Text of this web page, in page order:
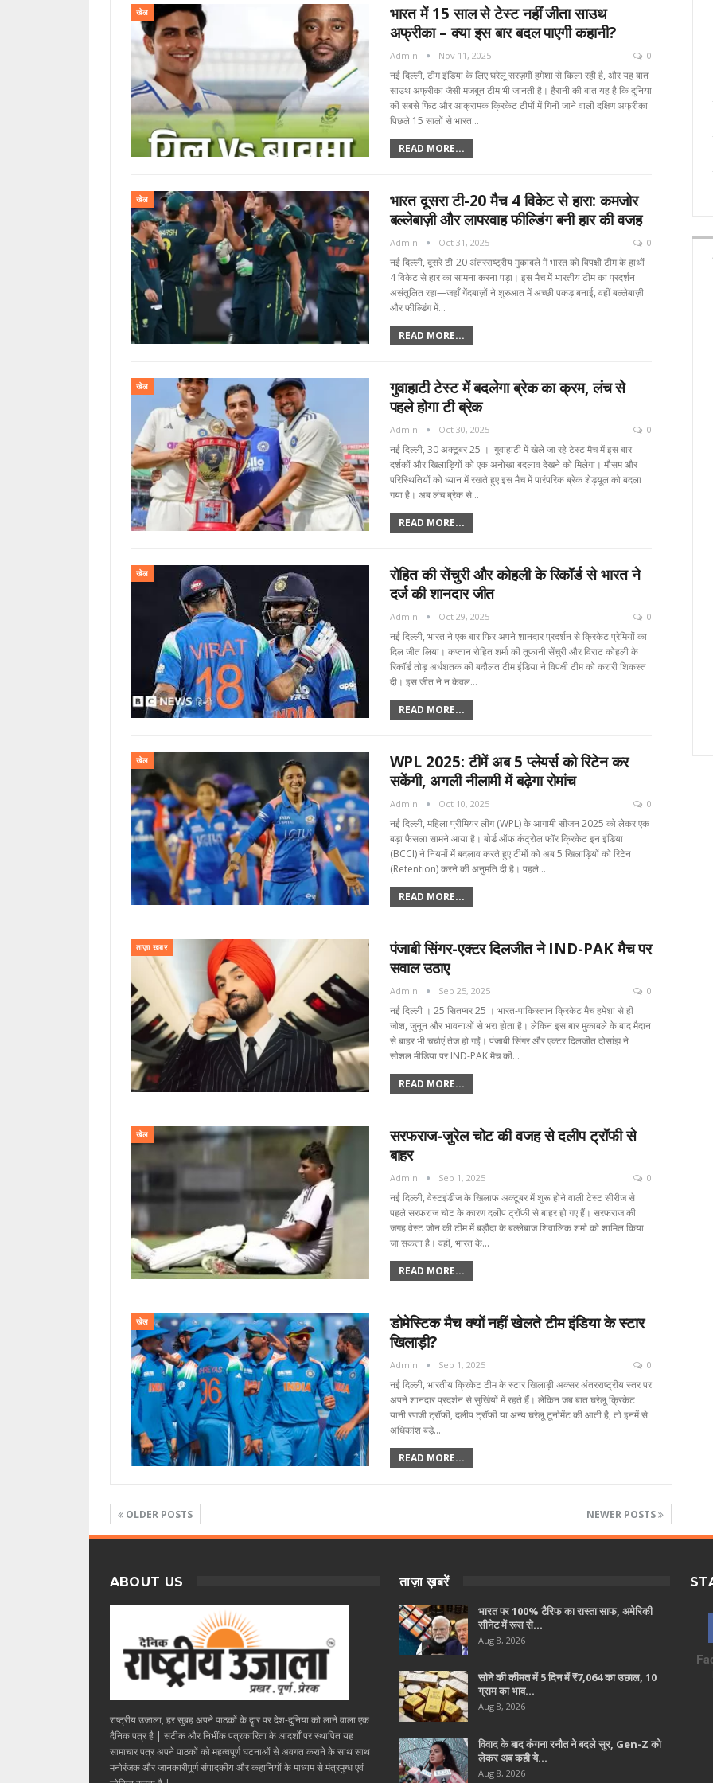
खेल
भारत में 15 साल से टेस्ट नहीं जीता साउथ
अफ्रीका – क्या इस बार बदल पाएगी कहानी?
Admin Nov 11, 2025 0
नई दिल्ली, टीम इंडिया के लिए घरेलू सरज़मीं हमेशा से किला रही है, और यह बात
साउथ अफ्रीका जैसी मजबूत टीम भी जानती है। हैरानी की बात यह है कि दुनिया
की सबसे फिट और आक्रामक क्रिकेट टीमों में गिनी जाने वाली दक्षिण अफ्रीका
पिछले 15 सालों से भारत…
READ MORE...
खेल
भारत दूसरा टी-20 मैच 4 विकेट से हारा: कमजोर
बल्लेबाज़ी और लापरवाह फील्डिंग बनी हार की वजह
Admin Oct 31, 2025 0
नई दिल्ली, दूसरे टी-20 अंतरराष्ट्रीय मुकाबले में भारत को विपक्षी टीम के हाथों
4 विकेट से हार का सामना करना पड़ा। इस मैच में भारतीय टीम का प्रदर्शन
असंतुलित रहा—जहाँ गेंदबाज़ों ने शुरुआत में अच्छी पकड़ बनाई, वहीं बल्लेबाज़ी
और फील्डिंग में…
READ MORE...
खेल
गुवाहाटी टेस्ट में बदलेगा ब्रेक का क्रम, लंच से
पहले होगा टी ब्रेक
Admin Oct 30, 2025 0
नई दिल्ली, 30 अक्टूबर 25 । गुवाहाटी में खेले जा रहे टेस्ट मैच में इस बार
दर्शकों और खिलाड़ियों को एक अनोखा बदलाव देखने को मिलेगा। मौसम और
परिस्थितियों को ध्यान में रखते हुए इस मैच में पारंपरिक ब्रेक शेड्यूल को बदला
गया है। अब लंच ब्रेक से…
READ MORE...
खेल
रोहित की सेंचुरी और कोहली के रिकॉर्ड से भारत ने
दर्ज की शानदार जीत
Admin Oct 29, 2025 0
नई दिल्ली, भारत ने एक बार फिर अपने शानदार प्रदर्शन से क्रिकेट प्रेमियों का
दिल जीत लिया। कप्तान रोहित शर्मा की तूफानी सेंचुरी और विराट कोहली के
रिकॉर्ड तोड़ अर्धशतक की बदौलत टीम इंडिया ने विपक्षी टीम को करारी शिकस्त
दी। इस जीत ने न केवल…
READ MORE...
खेल
WPL 2025: टीमें अब 5 प्लेयर्स को रिटेन कर
सकेंगी, अगली नीलामी में बढ़ेगा रोमांच
Admin Oct 10, 2025 0
नई दिल्ली, महिला प्रीमियर लीग (WPL) के आगामी सीजन 2025 को लेकर एक
बड़ा फैसला सामने आया है। बोर्ड ऑफ कंट्रोल फॉर क्रिकेट इन इंडिया
(BCCI) ने नियमों में बदलाव करते हुए टीमों को अब 5 खिलाड़ियों को रिटेन
(Retention) करने की अनुमति दी है। पहले…
READ MORE...
ताज़ा खबर
पंजाबी सिंगर-एक्टर दिलजीत ने IND-PAK मैच पर
सवाल उठाए
Admin Sep 25, 2025 0
नई दिल्ली । 25 सितम्बर 25 । भारत-पाकिस्तान क्रिकेट मैच हमेशा से ही
जोश, जुनून और भावनाओं से भरा होता है। लेकिन इस बार मुकाबले के बाद मैदान
से बाहर भी चर्चाएं तेज हो गईं। पंजाबी सिंगर और एक्टर दिलजीत दोसांझ ने
सोशल मीडिया पर IND-PAK मैच की…
READ MORE...
खेल
सरफराज-जुरेल चोट की वजह से दलीप ट्रॉफी से
बाहर
Admin Sep 1, 2025 0
नई दिल्ली, वेस्टइंडीज के खिलाफ अक्टूबर में शुरू होने वाली टेस्ट सीरीज से
पहले सरफराज चोट के कारण दलीप ट्रॉफी से बाहर हो गए हैं। सरफराज की
जगह वेस्ट जोन की टीम में बड़ौदा के बल्लेबाज शिवालिक शर्मा को शामिल किया
जा सकता है। वहीं, भारत के…
READ MORE...
खेल
डोमेस्टिक मैच क्यों नहीं खेलते टीम इंडिया के स्टार
खिलाड़ी?
Admin Sep 1, 2025 0
नई दिल्ली, भारतीय क्रिकेट टीम के स्टार खिलाड़ी अक्सर अंतरराष्ट्रीय स्तर पर
अपने शानदार प्रदर्शन से सुर्खियों में रहते हैं। लेकिन जब बात घरेलू क्रिकेट
यानी रणजी ट्रॉफी, दलीप ट्रॉफी या अन्य घरेलू टूर्नामेंट की आती है, तो इनमें से
अधिकांश बड़े…
READ MORE...
OLDER POSTS NEWER POSTS
ABOUT US
राष्ट्रीय उजाला, हर सुबह अपने पाठकों के दॄार पर देश-दुनिया को लाने वाला एक
दैनिक पत्र है | सटीक और निभींक पत्रकारिता के आदर्शों पर स्थापित यह
सामाचार पत्र अपने पाठकों को महत्वपूर्ण घटनाओं से अवगत कराने के साथ साथ
मनोरंजक और जानकारीपूर्ण संपादकीय और कहानियों के माध्यम से मंत्रमुग्ध एवं
ताज़ा ख़बरें
भारत पर 100% टैरिफ का रास्ता साफ, अमेरिकी
सीनेट में रूस से…
Aug 8, 2026
सोने की कीमत में 5 दिन में ₹7,064 का उछाल, 10
ग्राम का भाव…
Aug 8, 2026
विवाद के बाद कंगना रनौत ने बदले सुर, Gen-Z को
लेकर अब कही ये…
Aug 8, 2026